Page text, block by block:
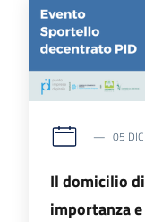
05
Il domicilio
importanza